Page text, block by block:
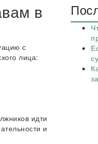
в
с
лица:
идти
и